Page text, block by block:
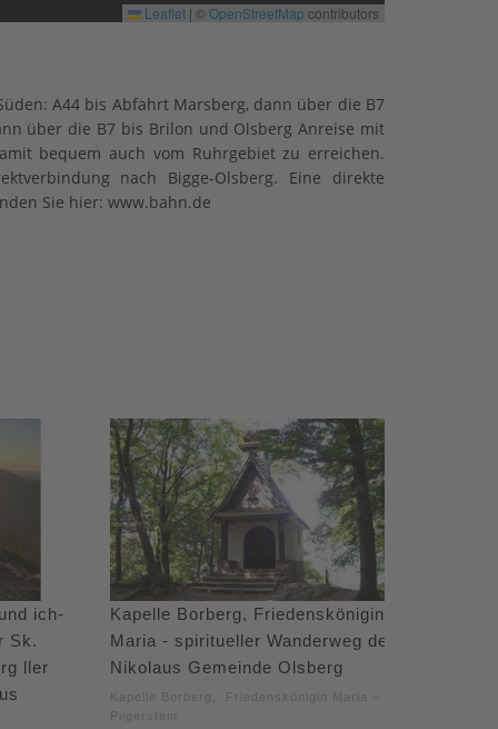
Leaflet | ©OpenStreetMap contributors
A44 bis Abfahrt Marsberg, dann über die B7
über die B7 bis Brilon und Olsberg Anreise mit
bequem auch vom Ruhrgebiet zu erreichen.
nach Bigge-Olsberg. Eine direkte
Sie hier: www.bahn.de
ich-
Sk.
ller
Kapelle Borberg, Friedenskönigin
Maria - spiritueller Wanderweg der
Nikolaus Gemeinde Olsberg
Kapelle Borberg, Friedenskönigin Maria –
Pilgerstein